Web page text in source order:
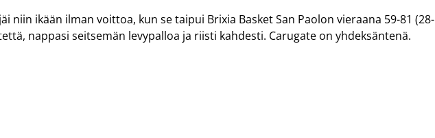
niin ikään ilman voittoa, kun se taipui Brixia Basket San Paolon vieraana 59-81 (28-
nappasi seitsemän levypalloa ja riisti kahdesti. Carugate on yhdeksäntenä.